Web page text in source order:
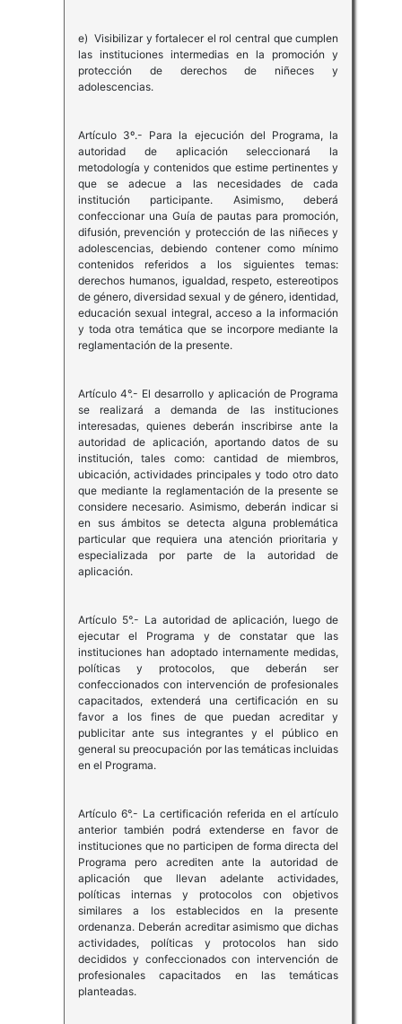
e) Visibilizar y fortalecer el rol central que cumplen
las instituciones intermedias en la promoción y
protección de derechos de niñeces y
adolescencias.
Artículo 3º.- Para la ejecución del Programa, la
autoridad de aplicación seleccionará la
metodología y contenidos que estime pertinentes y
que se adecue a las necesidades de cada
institución participante. Asimismo, deberá
confeccionar una Guía de pautas para promoción,
difusión, prevención y protección de las niñeces y
adolescencias, debiendo contener como mínimo
contenidos referidos a los siguientes temas:
derechos humanos, igualdad, respeto, estereotipos
de género, diversidad sexual y de género, identidad,
educación sexual integral, acceso a la información
y toda otra temática que se incorpore mediante la
reglamentación de la presente.
Artículo 4°.- El desarrollo y aplicación de Programa
se realizará a demanda de las instituciones
interesadas, quienes deberán inscribirse ante la
autoridad de aplicación, aportando datos de su
institución, tales como: cantidad de miembros,
ubicación, actividades principales y todo otro dato
que mediante la reglamentación de la presente se
considere necesario. Asimismo, deberán indicar si
en sus ámbitos se detecta alguna problemática
particular que requiera una atención prioritaria y
especializada por parte de la autoridad de
aplicación.
Artículo 5°.- La autoridad de aplicación, luego de
ejecutar el Programa y de constatar que las
instituciones han adoptado internamente medidas,
políticas y protocolos, que deberán ser
confeccionados con intervención de profesionales
capacitados, extenderá una certificación en su
favor a los fines de que puedan acreditar y
publicitar ante sus integrantes y el público en
general su preocupación por las temáticas incluidas
en el Programa.
Artículo 6°.- La certificación referida en el artículo
anterior también podrá extenderse en favor de
instituciones que no participen de forma directa del
Programa pero acrediten ante la autoridad de
aplicación que llevan adelante actividades,
políticas internas y protocolos con objetivos
similares a los establecidos en la presente
ordenanza. Deberán acreditar asimismo que dichas
actividades, políticas y protocolos han sido
decididos y confeccionados con intervención de
profesionales capacitados en las temáticas
planteadas.